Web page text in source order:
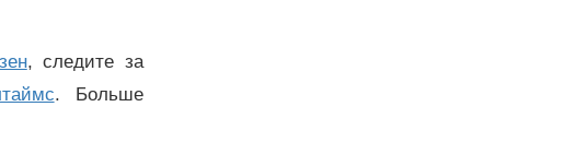
, следите за
. Больше